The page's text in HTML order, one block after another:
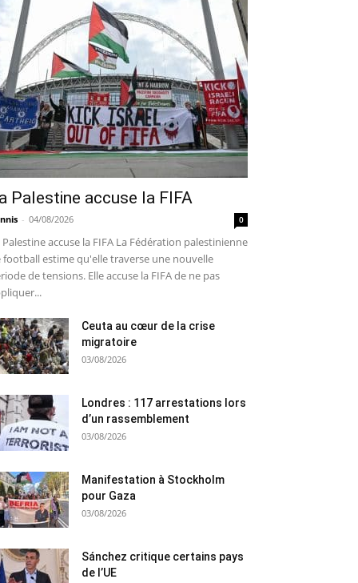
Palestine accuse la FIFA
- 04/08/2026 0
Palestine accuse la FIFA La Fédération palestinienne
football estime qu'elle traverse une nouvelle
de tensions. Elle accuse la FIFA de ne pas
Ceuta au cœur de la crise
migratoire
03/08/2026
Londres : 117 arrestations lors
d’un rassemblement
03/08/2026
Manifestation à Stockholm
pour Gaza
03/08/2026
Sánchez critique certains pays
de l’UE